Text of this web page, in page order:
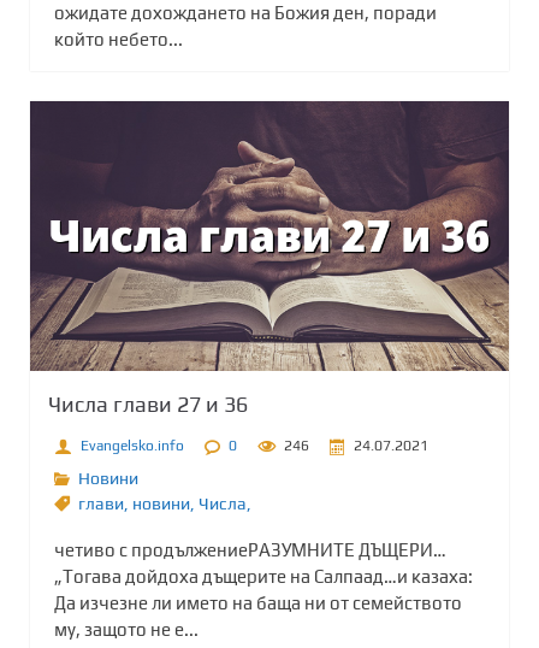
ожидате дохождането на Божия ден, поради
който небето...
Числа глави 27 и 36
Evangelsko.info 0 246 24.07.2021
Новини
глави новини Числа,
четиво с продължениеРАЗУМНИТЕ ДЪЩЕРИ…
„Тогава дойдоха дъщерите на Салпаад…и казаха:
Да изчезне ли името на баща ни от семейството
му, защото не е...